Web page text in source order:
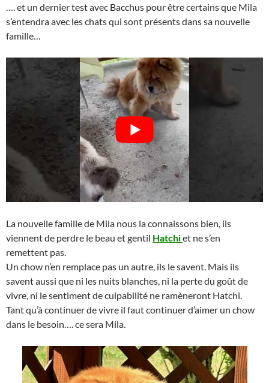
…. et un dernier test avec Bacchus pour être certains que Mila
s’entendra avec les chats qui sont présents dans sa nouvelle
famille…
La nouvelle famille de Mila nous la connaissons bien, ils
viennent de perdre le beau et gentil Hatchiet ne s’en
remettent pas.
Un chow n’en remplace pas un autre, ils le savent. Mais ils
savent aussi que ni les nuits blanches, ni la perte du goût de
vivre, ni le sentiment de culpabilité ne ramèneront Hatchi.
Tant qu’à continuer de vivre il faut continuer d’aimer un chow
dans le besoin…. ce sera Mila.